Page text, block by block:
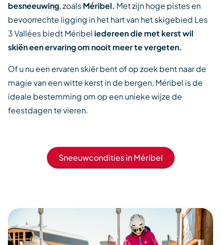
besneeuwing, zoalsMéribel. Met zijn hoge pistes en
bevoorrechte ligging in het hart van het skigebied Les
3 Vallées biedt Méribel iedereen die met kerst wil
skiën een ervaring om nooit meer te vergeten.
Of u nu een ervaren skiër bent of op zoek bent naar de
magie van een witte kerst in de bergen, Méribel is de
ideale bestemming om op een unieke wijze de
feestdagen te vieren.
Sneeuwcondities in Méribel